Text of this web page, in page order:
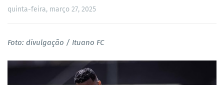
quinta-feira, março 27, 2025
Foto: divulgação / Ituano FC